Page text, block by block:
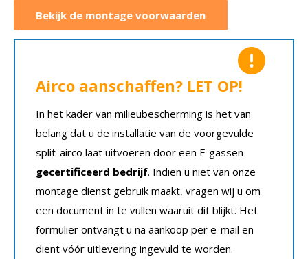
Bekijk de montage voorwaarden
Airco aanschaffen? LET OP!
In het kader van milieubescherming is het van
belang dat u de installatie van de voorgevulde
split-airco laat uitvoeren door een F-gassen
gecertificeerd bedrijf. Indien u niet van onze
montage dienst gebruik maakt, vragen wij u om
een document in te vullen waaruit dit blijkt. Het
formulier ontvangt u na aankoop per e-mail en
dient vóór uitlevering ingevuld te worden.